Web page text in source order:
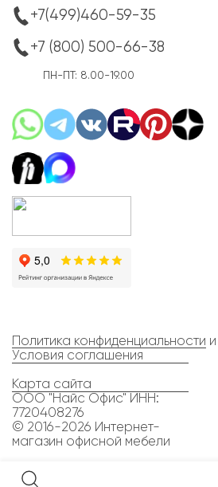
+7(499)460-59-35
+7 (800) 500-66-38
ПН-ПТ: 8.00-19.00
Политика конфиденциальности и
Условия соглашения
Карта сайта
ООО "Найс Офис" ИНН:
7720408276
© 2016-2026 Интернет-
магазин офисной мебели